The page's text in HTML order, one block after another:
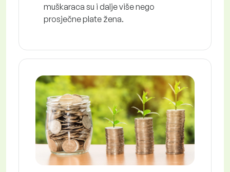
muškaraca su i dalje više nego
prosječne plate žena.